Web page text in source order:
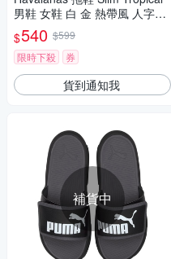
男鞋 女鞋 白 金 熱帶風 人字拖
夾腳拖 巴西 哈瓦仕 41221110
093W
$540 $599
限時下殺
券
貨到通知我
補貨中